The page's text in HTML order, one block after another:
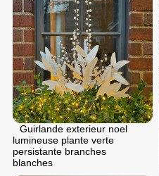
Guirlande exterieur noel
lumineuse plante verte
persistante branches
blanches